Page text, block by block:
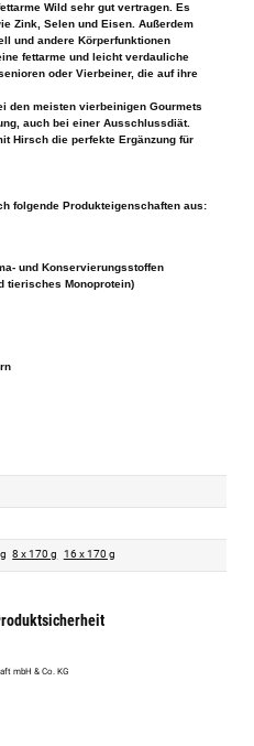
Wild sehr gut vertragen. Es
Zink, Selen und Eisen. Außerdem
und andere Körperfunktionen
fettarme und leicht verdauliche
oder Vierbeiner, die auf ihre
den meisten vierbeinigen Gourmets
auch bei einer Ausschlussdiät.
Hirsch die perfekte Ergänzung für
folgende Produkteigenschaften aus:
und Konservierungsstoffen
tierisches Monoprotein)
8 x 170 g 16 x 170 g
mbH & Co. KG